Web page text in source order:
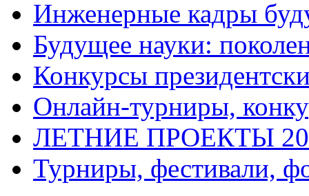
Инженерные кадры
Будущее науки:
Конкурсы
Онлайн-турниры,
ЛЕТНИЕ ПРОЕКТЫ
Турниры, фестивали,